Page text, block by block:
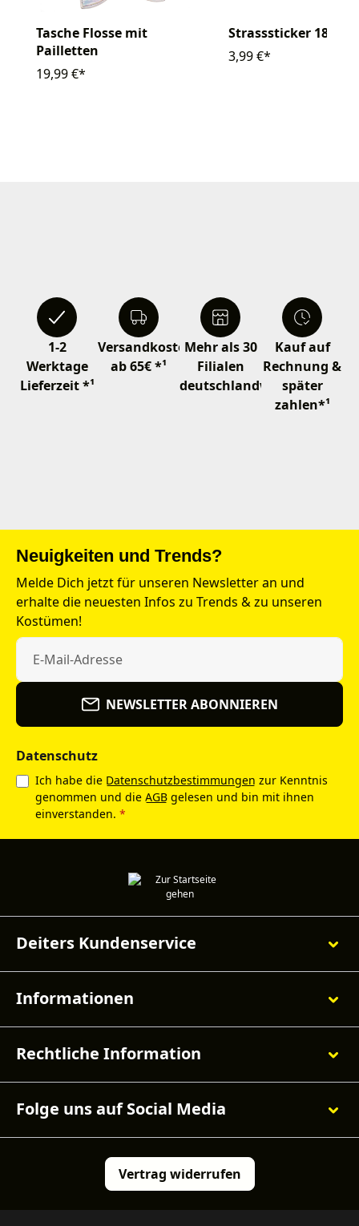
Tasche Flosse mit
Pailletten
19,99 €*
Strasssticker 180
3,99 €*
1-2
Werktage
Lieferzeit *¹
Versandkostenfrei
ab 65€ *¹
Mehr als 30
Filialen
deutschlandweit
Kauf auf
Rechnung &
später
zahlen*¹
Neuigkeiten und Trends?
Melde Dich jetzt für unseren Newsletter an und
erhalte die neuesten Infos zu Trends & zu unseren
Kostümen!
NEWSLETTER ABONNIEREN
Datenschutz
Ich habe die Datenschutzbestimmungen zur Kenntnis
genommen und die AGB gelesen und bin mit ihnen
einverstanden. *
Deiters Kundenservice
Informationen
Rechtliche Information
Folge uns auf Social Media
Vertrag widerrufen